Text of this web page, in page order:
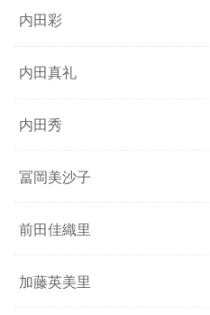
内田彩
内田真礼
内田秀
冨岡美沙子
前田佳織里
加藤英美里